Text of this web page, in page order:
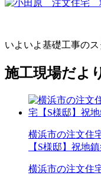
いよいよ基礎工事のス
施工現場だよ
横浜市の注文住
【S様邸】祝地
横浜市の注文住